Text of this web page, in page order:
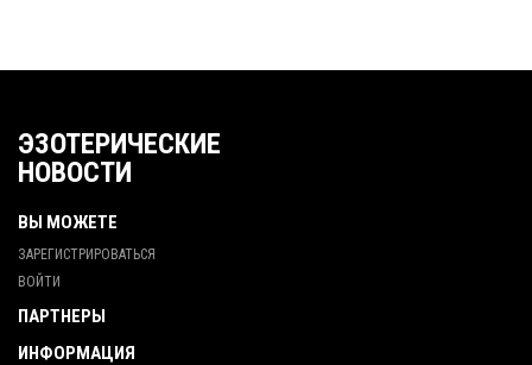
ЭЗОТЕРИЧЕСКИЕ
НОВОСТИ
ВЫ МОЖЕТЕ
ЗАРЕГИСТРИРОВАТЬСЯ
ВОЙТИ
ПАРТНЕРЫ
ИНФОРМАЦИЯ